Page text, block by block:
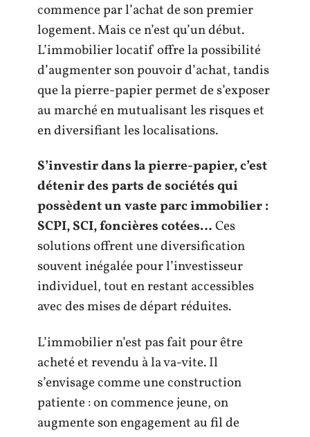
commence par l’achat de son premier
logement. Mais ce n’est qu’un début.
L’immobilier locatif offre la possibilité
d’augmenter son pouvoir d’achat, tandis
que la pierre-papier permet de s’exposer
au marché en mutualisant les risques et
en diversifiant les localisations.
S’investir dans la pierre-papier, c’est
détenir des parts de sociétés qui
possèdent un vaste parc immobilier :
SCPI, SCI, foncières cotées…Ces
solutions offrent une diversification
souvent inégalée pour l’investisseur
individuel, tout en restant accessibles
avec des mises de départ réduites.
L’immobilier n’est pas fait pour être
acheté et revendu à la va-vite. Il
s’envisage comme une construction
patiente : on commence jeune, on
augmente son engagement au fil de